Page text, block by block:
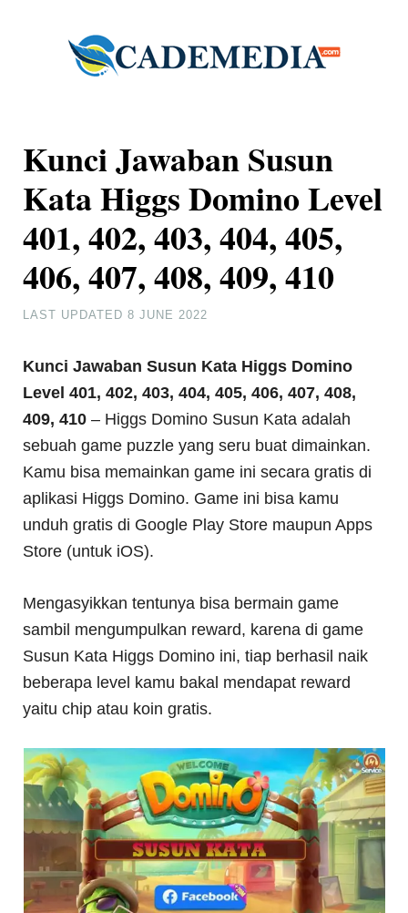
Kunci Jawaban Susun
Kata Higgs Domino Level
401, 402, 403, 404, 405,
406, 407, 408, 409, 410
LAST UPDATED8 JUNE 2022
Kunci Jawaban Susun Kata Higgs Domino
Level 401, 402, 403, 404, 405, 406, 407, 408,
409, 410 – Higgs Domino Susun Kata adalah
sebuah game puzzle yang seru buat dimainkan.
Kamu bisa memainkan game ini secara gratis di
aplikasi Higgs Domino. Game ini bisa kamu
unduh gratis di Google Play Store maupun Apps
Store (untuk iOS).
Mengasyikkan tentunya bisa bermain game
sambil mengumpulkan reward, karena di game
Susun Kata Higgs Domino ini, tiap berhasil naik
beberapa level kamu bakal mendapat reward
yaitu chip atau koin gratis.